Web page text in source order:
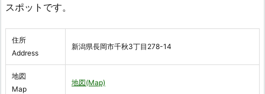
スポットです。
住所
Address
新潟県長岡市千秋3丁目278-14
地図
Map
地図(Map)